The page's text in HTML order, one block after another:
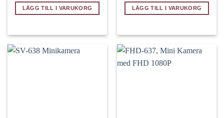
LÄGG TILL I VARUKORG LÄGG TILL I VARUKORG